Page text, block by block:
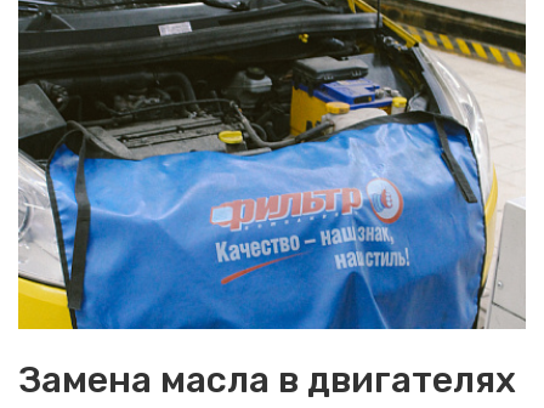
Замена масла в двигателях